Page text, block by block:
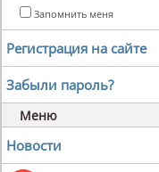
Запомнить меня
Регистрация на сайте
Забыли пароль?
Меню
Новости